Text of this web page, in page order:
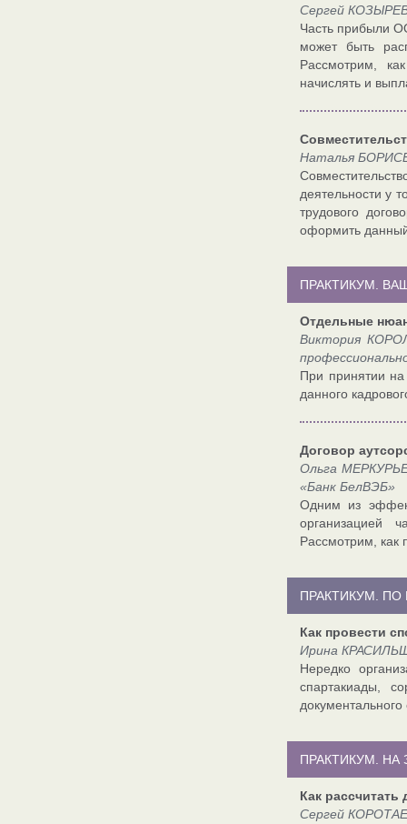
Сергей
Часть прибыли
может быть
Рассмотрим,
начислять и
Наталья
деятельности у
трудового
оформить
ПРАКТИКУМ.
Отдельные
Виктория
При принятии на
данного
Договор
Ольга
«Банк БелВЭБ»
Одним из
организацией
Рассмотрим, как
ПРАКТИКУМ.
Как провести
Ирина
Нередко
спартакиады,
ПРАКТИКУМ. НА
Как
Сергей